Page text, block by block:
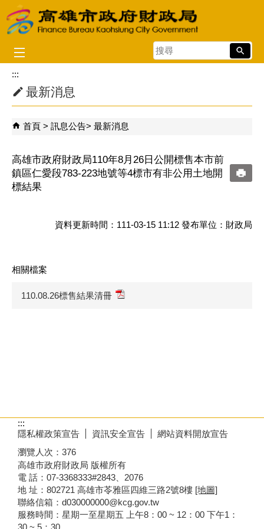
跳到主要內容區塊
搜
尋
:::
最新消息
首頁 訊息公告 最新消息
高雄市政府財政局110年8月26日公開標售本市前
鎮區仁愛段783-223地號等4標市有非公用土地開
標結果
資料更新時間：111-03-15 11:12 發布單位：財政局
相關檔案
110.08.26標售結果清冊
:::
隱私權政策宣告
資訊安全宣告
網站資料開放宣告
瀏覽人次： 376
高雄市政府財政局 版權所有
電 話：07-3368333#2843、2076
地 址：802721 高雄市苓雅區四維三路2號8樓 [地圖]
聯絡信箱：d030000000@kcg.gov.tw
服務時間：星期一至星期五 上午8：00 ~ 12：00 下午1：
30 ~ 5：30